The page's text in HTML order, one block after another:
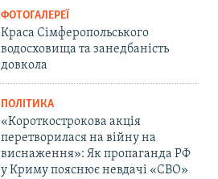
ФОТОГАЛЕРЕЇ
Краса Сімферопольського
водосховища та занедбаність
довкола
ПОЛІТИКА
«Короткострокова акція
перетворилася на війну на
виснаження»: Як пропаганда РФ
у Криму пояснює невдачі «СВО»